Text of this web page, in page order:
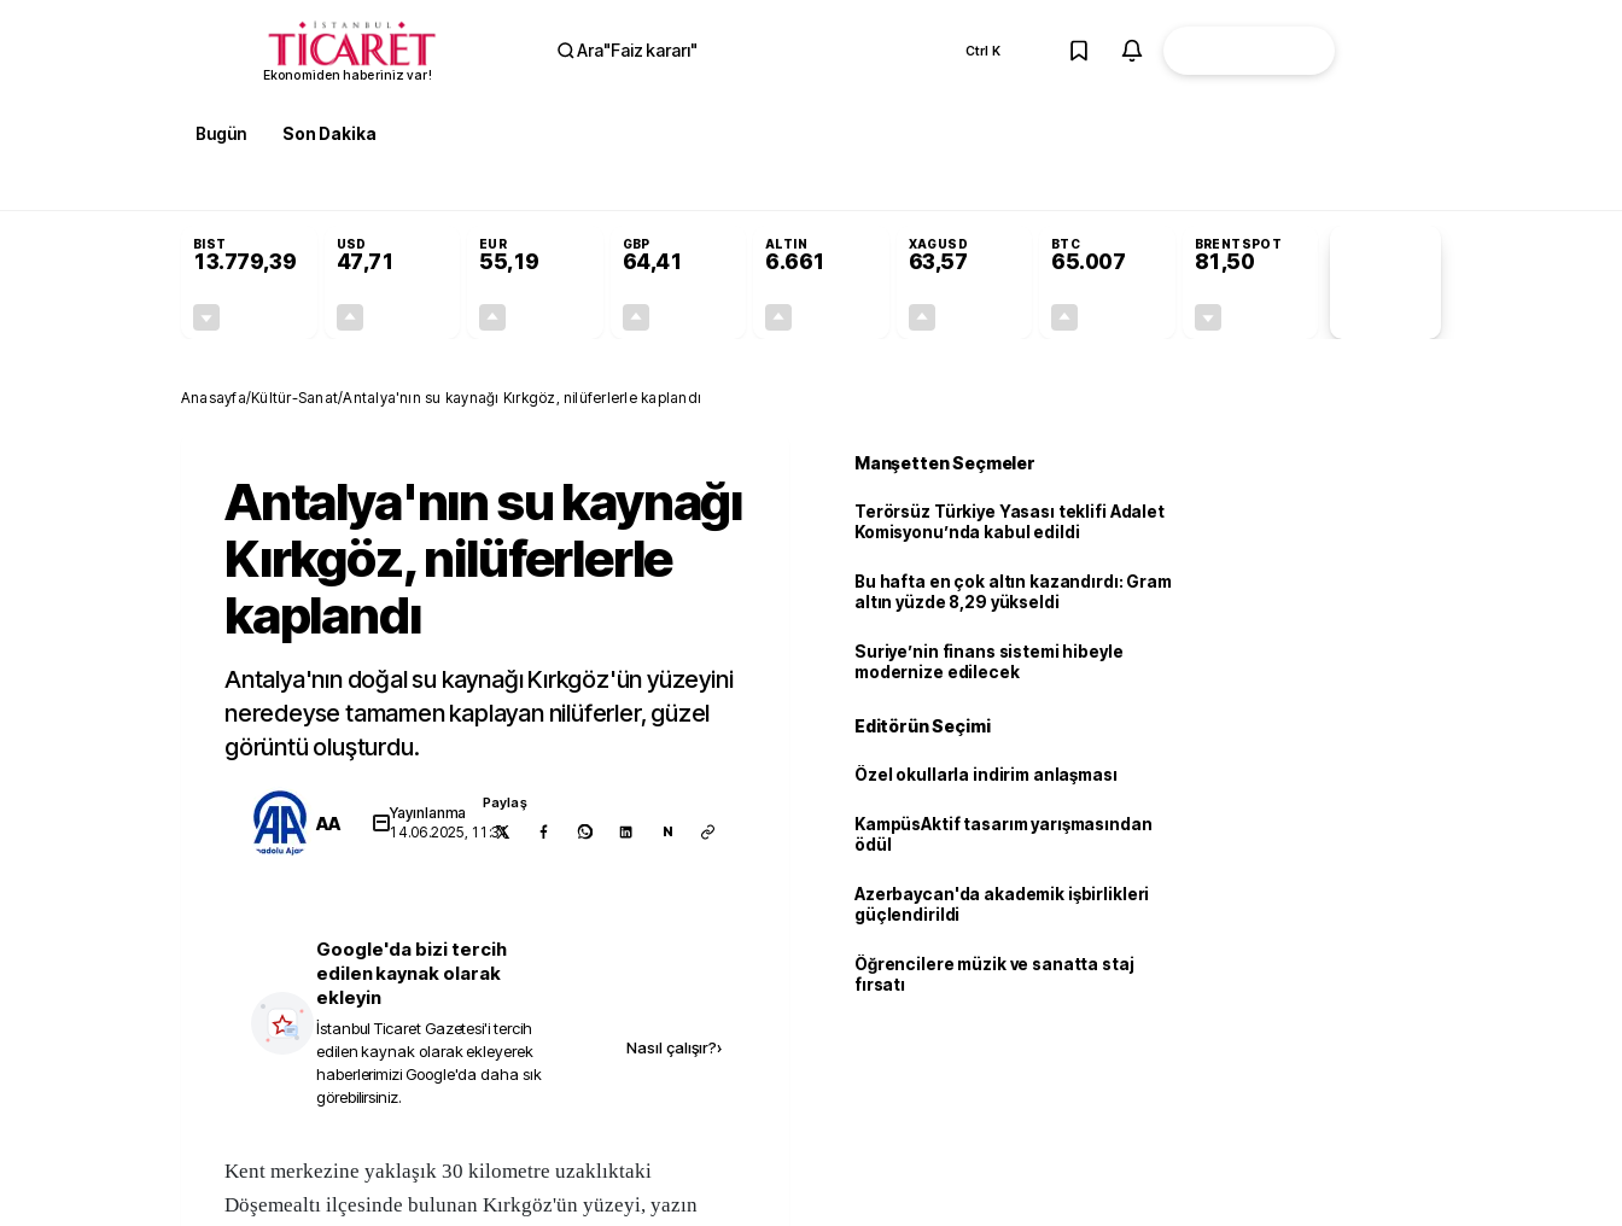
Ekonomiden haberiniz var!
Ara"Faiz kararı" Ctrl K
Bugün Son Dakika
BIST
13.779,39
USD
47,71
EUR
55,19
GBP
64,41
ALTIN
6.661
XAGUSD
63,57
BTC
65.007
BRENTSPOT
81,50
Anasayfa/Kültür-Sanat/Antalya'nın su kaynağı Kırkgöz, nilüferlerle kaplandı
Antalya'nın su kaynağı
Kırkgöz, nilüferlerle
kaplandı
Antalya'nın doğal su kaynağı Kırkgöz'ün yüzeyini
neredeyse tamamen kaplayan nilüferler, güzel
görüntü oluşturdu.
AA
Yayınlanma
14.06.2025, 11:31
Paylaş
N
Google'da bizi tercih
edilen kaynak olarak
ekleyin
İstanbul Ticaret Gazetesi'i tercih
edilen kaynak olarak ekleyerek
haberlerimizi Google'da daha sık
görebilirsiniz.
Nasıl çalışır?›
Kent merkezine yaklaşık 30 kilometre uzaklıktaki
Döşemealtı ilçesinde bulunan Kırkgöz'ün yüzeyi, yazın
Manşetten Seçmeler
Terörsüz Türkiye Yasası teklifi Adalet
Komisyonu’nda kabul edildi
Bu hafta en çok altın kazandırdı: Gram
altın yüzde 8,29 yükseldi
Suriye’nin finans sistemi hibeyle
modernize edilecek
Editörün Seçimi
Özel okullarla indirim anlaşması
KampüsAktif tasarım yarışmasından
ödül
Azerbaycan'da akademik işbirlikleri
güçlendirildi
Öğrencilere müzik ve sanatta staj
fırsatı